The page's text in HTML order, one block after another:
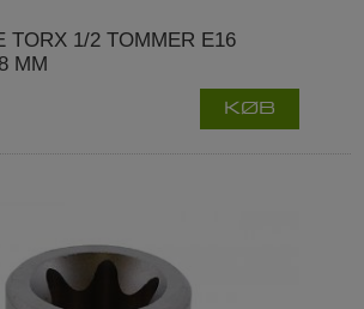
TORX 1/2 TOMMER E16
MM
KØB